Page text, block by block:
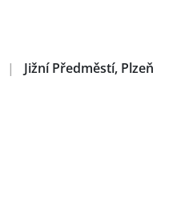
| Jižní Předměstí, Plzeň